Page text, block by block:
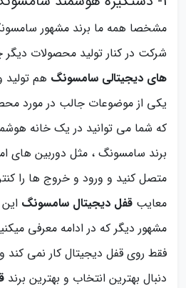
مشخصا همه ما برند مشهور
شرکت در کنار تولید محصولات
های دیجیتالی سامسونگ هم تولید
یکی از موضوعات جالب در مورد
که شما می توانید در یک خانه
برند سامسونگ ، مثل دوربین های
متصل کنید و ورود و خروج ها را
معایب قفل دیجیتال سامسونگ
مشهور دیگر که در ادامه معرفی
فقط روی قفل دیجیتال کار نمی کند
دنبال بهترین انتخاب و بهترین برند